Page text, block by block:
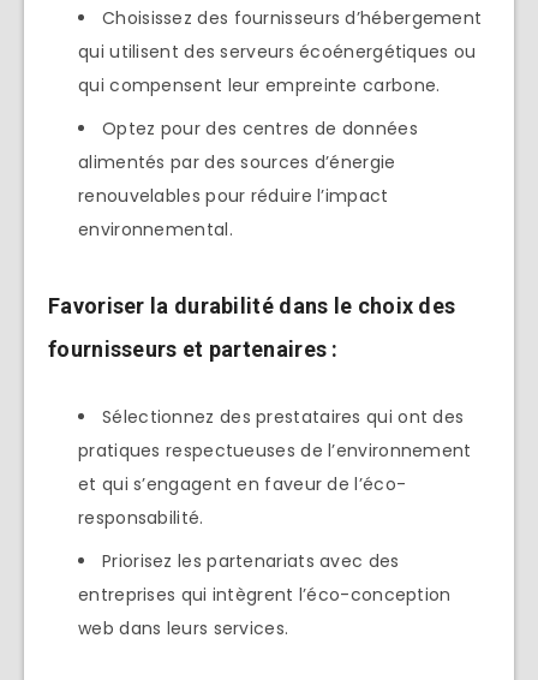
Choisissez des fournisseurs d’hébergement
qui utilisent des serveurs écoénergétiques ou
qui compensent leur empreinte carbone.
Optez pour des centres de données
alimentés par des sources d’énergie
renouvelables pour réduire l’impact
environnemental.
Favoriser la durabilité dans le choix des
fournisseurs et partenaires :
Sélectionnez des prestataires qui ont des
pratiques respectueuses de l’environnement
et qui s’engagent en faveur de l’éco-
responsabilité.
Priorisez les partenariats avec des
entreprises qui intègrent l’éco-conception
web dans leurs services.